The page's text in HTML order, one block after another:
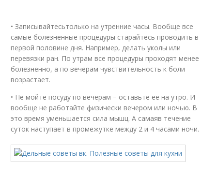
• Записывайтесьтолько на утренние часы. Вообще все
самые болезненные процедуры старайтесь проводить в
первой половине дня. Например, делать уколы или
перевязки ран. По утрам все процедуры проходят менее
болезненно, а по вечерам чувствительность к боли
возрастает.
• Не мойте посуду по вечерам – оставьте ее на утро. И
вообще не работайте физически вечером или ночью. В
это время уменьшается сила мышц. А самаяв течение
суток наступает в промежутке между 2 и 4 часами ночи.